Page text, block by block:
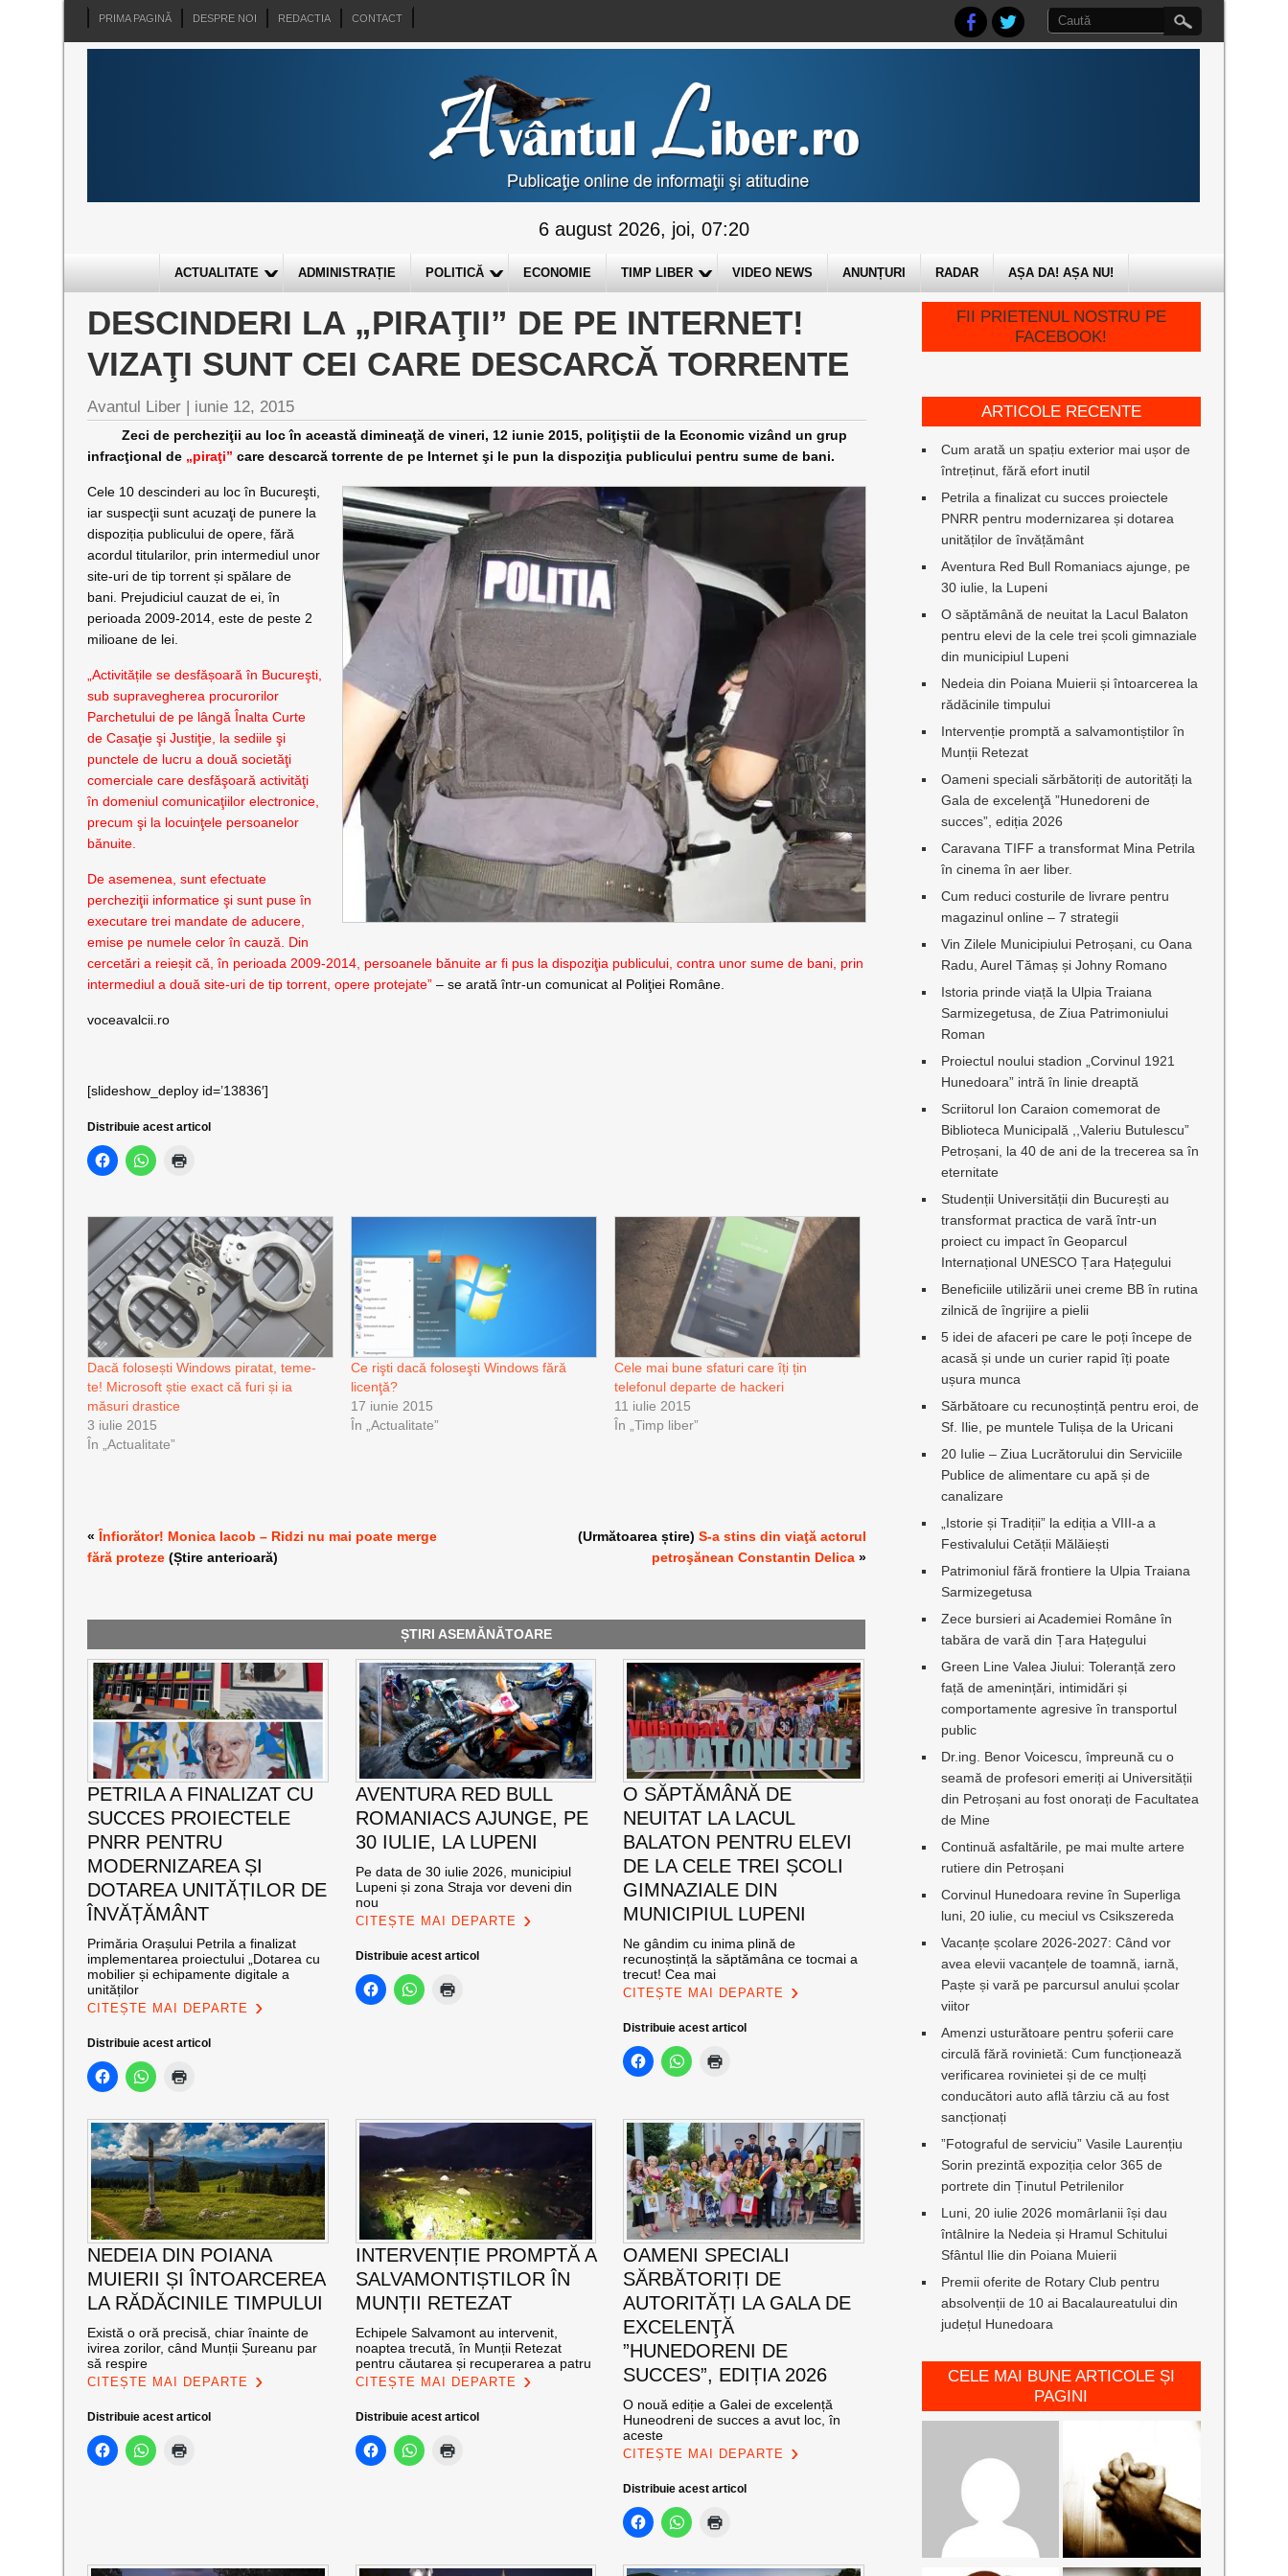
PRIMA PAGINĂ DESPRE NOI REDACTIA CONTACT
6 august 2026, joi, 07:20
ACTUALITATE ADMINISTRAȚIE POLITICĂ ECONOMIE TIMP LIBER VIDEO NEWS ANUNȚURI RADAR AȘA DA! AȘA NU!
DESCINDERI LA „PIRAŢII” DE PE INTERNET!
VIZAŢI SUNT CEI CARE DESCARCĂ TORRENTE
Avantul Liber | iunie 12, 2015
Zeci de percheziţii au loc în această dimineaţă de vineri, 12 iunie 2015, poliţiştii de la Economic vizând un grup
infracţional de „piraţi” care descarcă torrente de pe Internet şi le pun la dispoziţia publicului pentru sume de bani.
Cele 10 descinderi au loc în Bucureşti,
iar suspecţii sunt acuzaţi de punere la
dispoziția publicului de opere, fără
acordul titularilor, prin intermediul unor
site-uri de tip torrent și spălare de
bani. Prejudiciul cauzat de ei, în
perioada 2009-2014, este de peste 2
milioane de lei.
„Activitățile se desfășoară în Bucureşti,
sub supravegherea procurorilor
Parchetului de pe lângă Înalta Curte
de Casaţie şi Justiţie, la sediile şi
punctele de lucru a două societăţi
comerciale care desfăşoară activităţi
în domeniul comunicaţiilor electronice,
precum şi la locuinţele persoanelor
bănuite.
De asemenea, sunt efectuate
percheziţii informatice şi sunt puse în
executare trei mandate de aducere,
emise pe numele celor în cauză. Din
cercetări a reieșit că, în perioada 2009-2014, persoanele bănuite ar fi pus la dispoziţia publicului, contra unor sume de bani, prin
intermediul a două site-uri de tip torrent, opere protejate” – se arată într-un comunicat al Poliţiei Române.
voceavalcii.ro
[slideshow_deploy id=’13836′]
Distribuie acest articol
Dacă folosești Windows piratat, teme-
te! Microsoft știe exact că furi și ia
măsuri drastice
3 iulie 2015
În „Actualitate”
Ce rişti dacă foloseşti Windows fără
licenţă?
17 iunie 2015
În „Actualitate”
Cele mai bune sfaturi care îți țin
telefonul departe de hackeri
11 iulie 2015
În „Timp liber”
« Înfiorător! Monica Iacob – Ridzi nu mai poate merge
fără proteze (Știre anterioară)
(Următoarea știre)S-a stins din viaţă actorul
petroşănean Constantin Delica »
ȘTIRI ASEMĂNĂTOARE
PETRILA A FINALIZAT CU
SUCCES PROIECTELE
PNRR PENTRU
MODERNIZAREA ȘI
DOTAREA UNITĂȚILOR DE
ÎNVĂȚĂMÂNT
Primăria Orașului Petrila a finalizat
implementarea proiectului „Dotarea cu
mobilier și echipamente digitale a
unităților
CITEȘTE MAI DEPARTE
Distribuie acest articol
AVENTURA RED BULL
ROMANIACS AJUNGE, PE
30 IULIE, LA LUPENI
Pe data de 30 iulie 2026, municipiul
Lupeni și zona Straja vor deveni din
nou
CITEȘTE MAI DEPARTE
Distribuie acest articol
O SĂPTĂMÂNĂ DE
NEUITAT LA LACUL
BALATON PENTRU ELEVI
DE LA CELE TREI ȘCOLI
GIMNAZIALE DIN
MUNICIPIUL LUPENI
Ne gândim cu inima plină de
recunoștință la săptămâna ce tocmai a
trecut! Cea mai
CITEȘTE MAI DEPARTE
Distribuie acest articol
NEDEIA DIN POIANA
MUIERII ȘI ÎNTOARCEREA
LA RĂDĂCINILE TIMPULUI
Există o oră precisă, chiar înainte de
ivirea zorilor, când Munții Șureanu par
să respire
CITEȘTE MAI DEPARTE
Distribuie acest articol
INTERVENȚIE PROMPTĂ A
SALVAMONTIȘTILOR ÎN
MUNȚII RETEZAT
Echipele Salvamont au intervenit,
noaptea trecută, în Munții Retezat
pentru căutarea și recuperarea a patru
CITEȘTE MAI DEPARTE
Distribuie acest articol
OAMENI SPECIALI
SĂRBĂTORIȚI DE
AUTORITĂȚI LA GALA DE
EXCELENŢĂ
”HUNEDORENI DE
SUCCES”, EDIȚIA 2026
O nouă ediție a Galei de excelență
Huneodreni de succes a avut loc, în
aceste
CITEȘTE MAI DEPARTE
Distribuie acest articol
FII PRIETENUL NOSTRU PE
FACEBOOK!
ARTICOLE RECENTE
Cum arată un spațiu exterior mai ușor de
întreținut, fără efort inutil
Petrila a finalizat cu succes proiectele
PNRR pentru modernizarea și dotarea
unităților de învățământ
Aventura Red Bull Romaniacs ajunge, pe
30 iulie, la Lupeni
O săptămână de neuitat la Lacul Balaton
pentru elevi de la cele trei școli gimnaziale
din municipiul Lupeni
Nedeia din Poiana Muierii și întoarcerea la
rădăcinile timpului
Intervenție promptă a salvamontiștilor în
Munții Retezat
Oameni speciali sărbătoriți de autorități la
Gala de excelenţă ”Hunedoreni de
succes”, ediția 2026
Caravana TIFF a transformat Mina Petrila
în cinema în aer liber.
Cum reduci costurile de livrare pentru
magazinul online – 7 strategii
Vin Zilele Municipiului Petroșani, cu Oana
Radu, Aurel Tămaș și Johny Romano
Istoria prinde viață la Ulpia Traiana
Sarmizegetusa, de Ziua Patrimoniului
Roman
Proiectul noului stadion „Corvinul 1921
Hunedoara” intră în linie dreaptă
Scriitorul Ion Caraion comemorat de
Biblioteca Municipală ,,Valeriu Butulescu”
Petroșani, la 40 de ani de la trecerea sa în
eternitate
Studenții Universității din București au
transformat practica de vară într-un
proiect cu impact în Geoparcul
Internațional UNESCO Țara Hațegului
Beneficiile utilizării unei creme BB în rutina
zilnică de îngrijire a pielii
5 idei de afaceri pe care le poți începe de
acasă și unde un curier rapid îți poate
ușura munca
Sărbătoare cu recunoștință pentru eroi, de
Sf. Ilie, pe muntele Tulișa de la Uricani
20 Iulie – Ziua Lucrătorului din Serviciile
Publice de alimentare cu apă și de
canalizare
„Istorie și Tradiții” la ediția a VIII-a a
Festivalului Cetății Mălăiești
Patrimoniul fără frontiere la Ulpia Traiana
Sarmizegetusa
Zece bursieri ai Academiei Române în
tabăra de vară din Țara Hațegului
Green Line Valea Jiului: Toleranță zero
față de amenințări, intimidări și
comportamente agresive în transportul
public
Dr.ing. Benor Voicescu, împreună cu o
seamă de profesori emeriți ai Universității
din Petroșani au fost onorați de Facultatea
de Mine
Continuă asfaltările, pe mai multe artere
rutiere din Petroșani
Corvinul Hunedoara revine în Superliga
luni, 20 iulie, cu meciul vs Csikszereda
Vacanțe școlare 2026-2027: Când vor
avea elevii vacanțele de toamnă, iarnă,
Paște și vară pe parcursul anului școlar
viitor
Amenzi usturătoare pentru șoferii care
circulă fără rovinietă: Cum funcționează
verificarea rovinietei și de ce mulți
conducători auto află târziu că au fost
sancționați
”Fotograful de serviciu” Vasile Laurențiu
Sorin prezintă expoziția celor 365 de
portrete din Ținutul Petrilenilor
Luni, 20 iulie 2026 momârlanii își dau
întâlnire la Nedeia și Hramul Schitului
Sfântul Ilie din Poiana Muierii
Premii oferite de Rotary Club pentru
absolvenții de 10 ai Bacalaureatului din
județul Hunedoara
CELE MAI BUNE ARTICOLE ȘI
PAGINI